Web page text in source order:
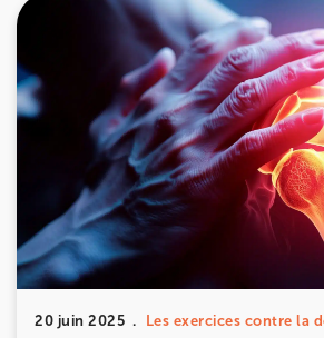
20 juin 2025 Les exercices contre la